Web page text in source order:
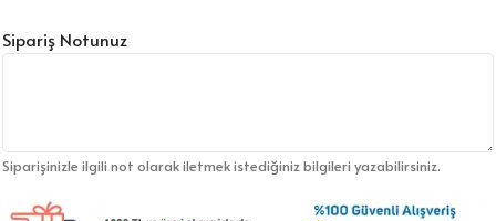
Sipariş Notunuz
Siparişinizle ilgili not olarak iletmek istediğiniz bilgileri yazabilirsiniz.